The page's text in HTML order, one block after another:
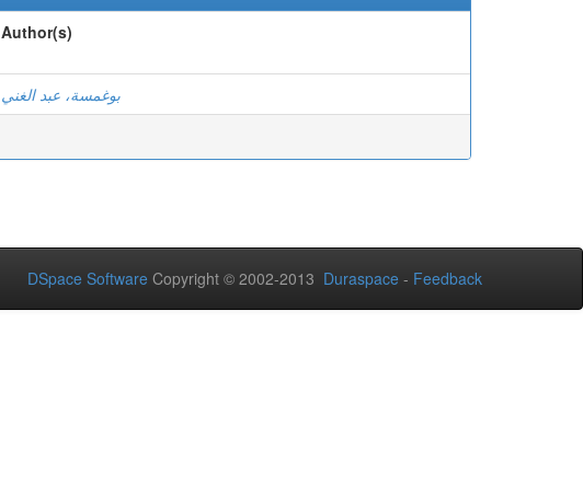
Author(s)
بوغمسة، عبد الغني
DSpace Software Copyright © 2002-2013 Duraspace - Feedback